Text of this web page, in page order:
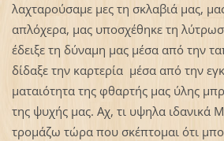
λαχταρούσαμε μες τη σκλαβιά μας,
απλόχερα, μας υποσχέθηκε τη
έδειξε τη δύναμη μας μέσα από την
δίδαξε την καρτερία μέσα από την
ματαιότητα της φθαρτής μας ύλης
της ψυχής μας. Αχ, τι υψηλα ιδανικά
τρομάζω τώρα που σκέπτομαι ότι